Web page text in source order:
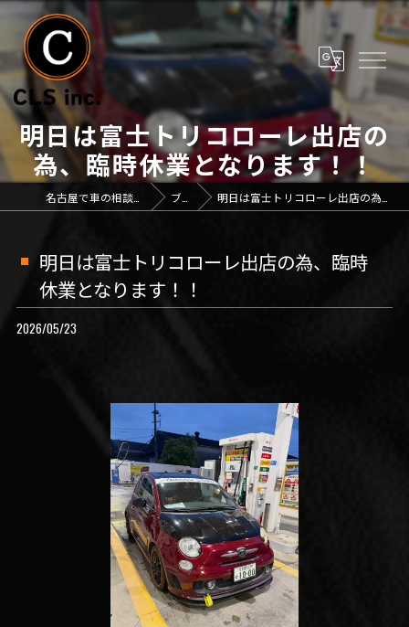
明日は富士トリコローレ出店の
為、臨時休業となります！！
ブログ 明日は富士トリコローレ出店の為、臨時休業となります！！
明日は富士トリコローレ出店の為、臨時
休業となります！！
2026/05/23